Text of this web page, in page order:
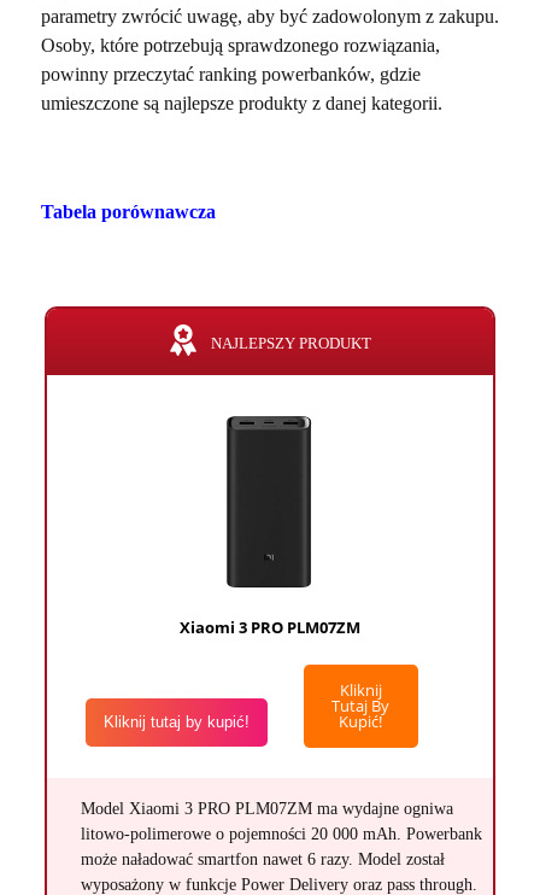
parametry zwrócić uwagę, aby być zadowolonym z zakupu.
Osoby, które potrzebują sprawdzonego rozwiązania,
powinny przeczytać ranking powerbanków, gdzie
umieszczone są najlepsze produkty z danej kategorii.
Tabela porównawcza
NAJLEPSZY PRODUKT
Xiaomi 3 PRO PLM07ZM
Kliknij tutaj by kupić!
Kliknij
Tutaj By
Kupić!
Model Xiaomi 3 PRO PLM07ZM ma wydajne ogniwa
litowo-polimerowe o pojemności 20 000 mAh. Powerbank
może naładować smartfon nawet 6 razy. Model został
wyposażony w funkcje Power Delivery oraz pass through.